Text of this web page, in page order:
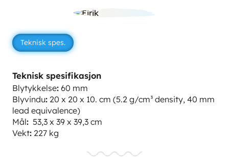
Teknisk spes.
Teknisk spesifikasjon
Blytykkelse: 60 mm
Blyvindu: 20 x 20 x 10. cm (5.2 g/cm³ density, 40 mm
lead equivalence)
Mål: 53,3 x 39 x 39,3 cm
Vekt: 227 kg